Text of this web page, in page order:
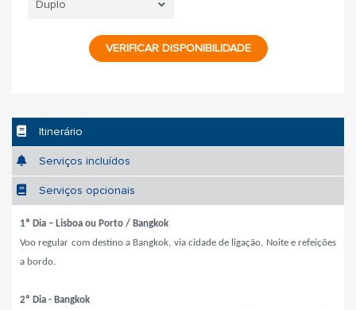
VERIFICAR DISPONIBILIDADE
Itinerário
Serviços incluídos
Serviços opcionais
1º Dia – Lisboa ou Porto / Bangkok
Voo regular com destino a Bangkok, via cidade de ligação. Noite e refeições
a bordo.
2º Dia - Bangkok